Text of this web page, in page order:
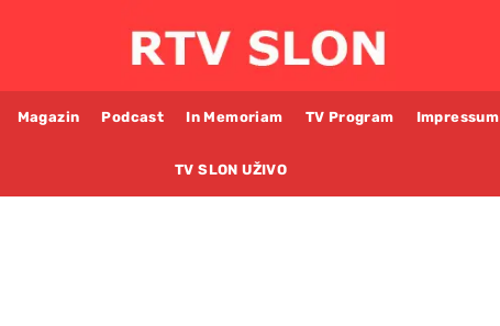
Magazin Podcast In Memoriam TV Program Impressum
TV SLON UŽIVO